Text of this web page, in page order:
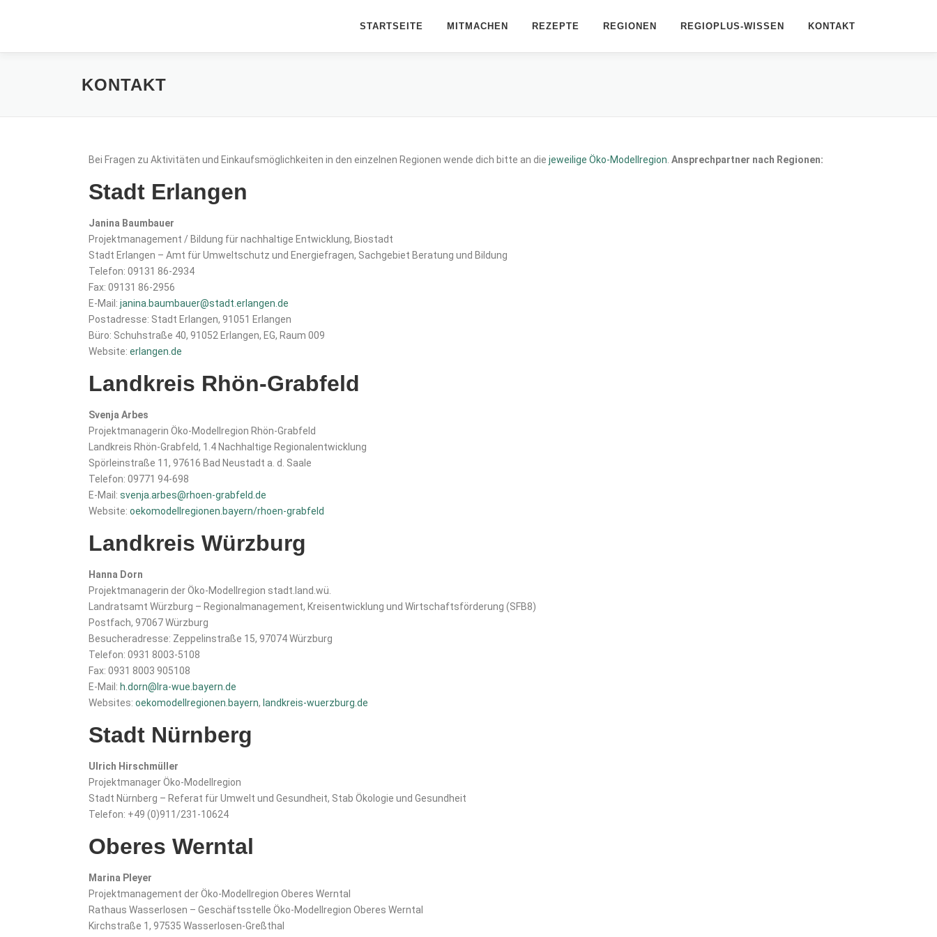
STARTSEITE MITMACHEN REZEPTE REGIONEN REGIOPLUS-WISSEN KONTAKT
KONTAKT
Bei Fragen zu Aktivitäten und Einkaufsmöglichkeiten in den einzelnen Regionen wende dich bitte an die jeweilige Öko-Modellregion Ansprechpartner nach Regionen:
Stadt Erlangen
Janina Baumbauer
Projektmanagement / Bildung für nachhaltige Entwicklung, Biostadt
Stadt Erlangen – Amt für Umweltschutz und Energiefragen, Sachgebiet Beratung und Bildung
Telefon: 09131 86-2934
Fax: 09131 86-2956
E-Mail: janina.baumbauer@stadt.erlangen.de
Postadresse: Stadt Erlangen, 91051 Erlangen
Büro: Schuhstraße 40, 91052 Erlangen, EG, Raum 009
Website: erlangen.de
Landkreis Rhön-Grabfeld
Svenja Arbes
Projektmanagerin Öko-Modellregion Rhön-Grabfeld
Landkreis Rhön-Grabfeld, 1.4 Nachhaltige Regionalentwicklung
Spörleinstraße 11, 97616 Bad Neustadt a. d. Saale
Telefon: 09771 94-698
E-Mail: svenja.arbes@rhoen-grabfeld.de
Website: oekomodellregionen.bayern/rhoen-grabfeld
Landkreis Würzburg
Hanna Dorn
Projektmanagerin der Öko-Modellregion stadt.land.wü.
Landratsamt Würzburg – Regionalmanagement, Kreisentwicklung und Wirtschaftsförderung (SFB8)
Postfach, 97067 Würzburg
Besucheradresse: Zeppelinstraße 15, 97074 Würzburg
Telefon: 0931 8003-5108
Fax: 0931 8003 905108
E-Mail: h.dorn@lra-wue.bayern.de
Websites: oekomodellregionen.bayern, landkreis-wuerzburg.de
Stadt Nürnberg
Ulrich Hirschmüller
Projektmanager Öko-Modellregion
Stadt Nürnberg – Referat für Umwelt und Gesundheit, Stab Ökologie und Gesundheit
Telefon: +49 (0)911/231-10624
Oberes Werntal
Marina Pleyer
Projektmanagement der Öko-Modellregion Oberes Werntal
Rathaus Wasserlosen – Geschäftsstelle Öko-Modellregion Oberes Werntal
Kirchstraße 1, 97535 Wasserlosen-Greßthal